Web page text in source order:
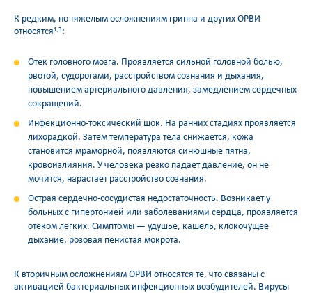
К редким, но тяжелым осложнениям гриппа и других ОРВИ
относятся1,3 :
Отек головного мозга. Проявляется сильной головной болью,
рвотой, судорогами, расстройством сознания и дыхания,
повышением артериального давления, замедлением сердечных
сокращений.
Инфекционно-токсический шок. На ранних стадиях проявляется
лихорадкой. Затем температура тела снижается, кожа
становится мраморной, появляются синюшные пятна,
кровоизлияния. У человека резко падает давление, он не
мочится, нарастает расстройство сознания.
Острая сердечно-сосудистая недостаточность. Возникает у
больных с гипертонией или заболеваниями сердца, проявляется
отеком легких. Симптомы — удушье, кашель, клокочущее
дыхание, розовая пенистая мокрота.
К вторичным осложнениям ОРВИ относятся те, что связаны с
активацией бактериальных инфекционных возбудителей. Вирусы